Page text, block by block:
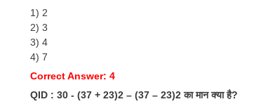
1) 2
2) 3
3) 4
4) 7
Correct Answer: 4
QID : 30 - (37 + 23)2 – (37 – 23)2 का मान क्या है?